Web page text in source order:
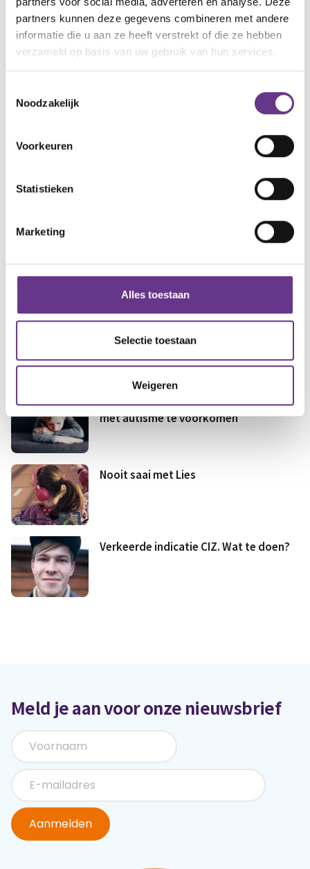
partners kunnen deze gegevens combineren met andere
informatie die u aan ze heeft verstrekt of die ze hebben
verzameld op basis van uw gebruik van hun services.
Noodzakelijk
Voorkeuren
Statistieken
Marketing
Alles toestaan
Selectie toestaan
Weigeren
Huidige
dagbesteding
Fris & fit
Alle thema's
Heb je dital gezien?
7 tips om overprikkeling bij kinderen
met autisme te voorkomen
Nooit saai met Lies
Verkeerde indicatie CIZ. Wat te doen?
Meld je aan voor onze nieuwsbrief
Aanmelden